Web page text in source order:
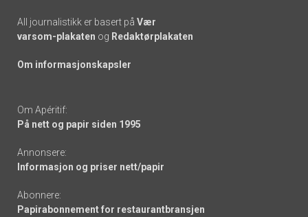
All journalistikk er basert på Vær
varsom-plakaten og Redaktørplakaten
Om informasjonskapsler
Om Apéritif:
På nett og papir siden 1995
Annonsere:
Informasjon og priser nett/papir
Abonnere:
Papirabonnement for restaurantbransjen